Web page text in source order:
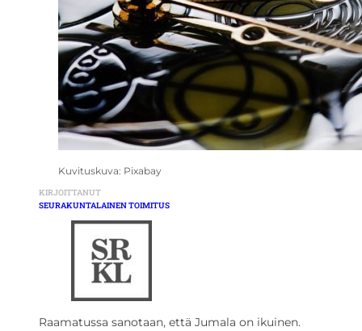
Kuvituskuva: Pixabay
KIRJOITTANUT
SEURAKUNTALAINEN TOIMITUS
Raamatussa sanotaan, että Jumala on ikuinen.